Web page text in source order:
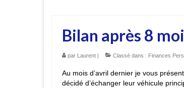
Bilan après 8
par Laurent Classé dans : Finances
Au mois d’avril dernier je vous
décidé d’échanger leur véhicule